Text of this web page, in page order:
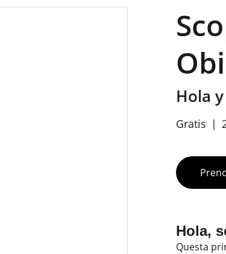
Hola
Gratis
Hola,
Questa